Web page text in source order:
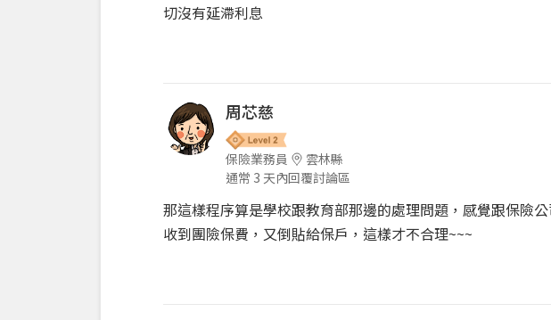
切沒有延滯利息
周芯慈
保險業務員
雲林縣
通常 3 天內回覆討論區
那這樣程序算是學校跟教育部那邊的處理問題，感覺跟保險
收到團險保費，又倒貼給保戶，這樣才不合理~~~